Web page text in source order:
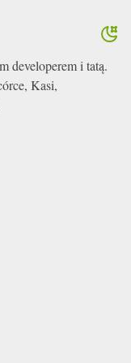
developerem i tatą.
Kasi,